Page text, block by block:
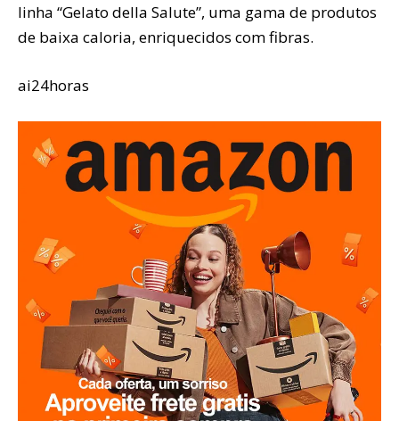
linha “Gelato della Salute”, uma gama de produtos
de baixa caloria, enriquecidos com fibras.
ai24horas